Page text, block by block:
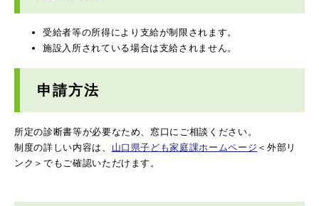
受給者等の所得により支給が制限されます。
施設入所されている場合は支給されません。
申請方法
所定の診断書等が必要なため、窓口にご相談ください。
制度の詳しい内容は、 山口県子ども家庭課ホームページ ＜外部リ
ンク＞ でもご確認いただけます。